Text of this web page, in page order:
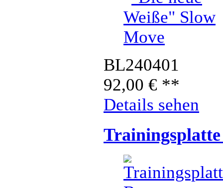
BL240401
92,00 € **
Details sehen